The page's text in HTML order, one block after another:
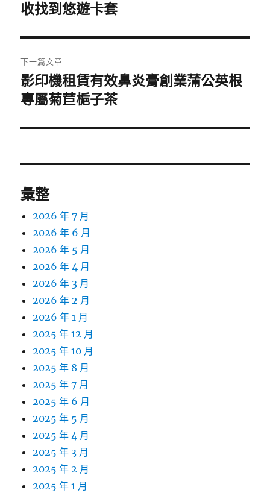
導
覽
一
文
章:
收找到悠遊卡套
下一篇文章
下
一
文
影印機租賃有效鼻炎膏創業蒲公英根
專屬菊苣梔子茶
彙整
2026 年 7 月
2026 年 6 月
2026 年 5 月
2026 年 4 月
2026 年 3 月
2026 年 2 月
2026 年 1 月
2025 年 12 月
2025 年 10 月
2025 年 8 月
2025 年 7 月
2025 年 6 月
2025 年 5 月
2025 年 4 月
2025 年 3 月
2025 年 2 月
2025 年 1 月